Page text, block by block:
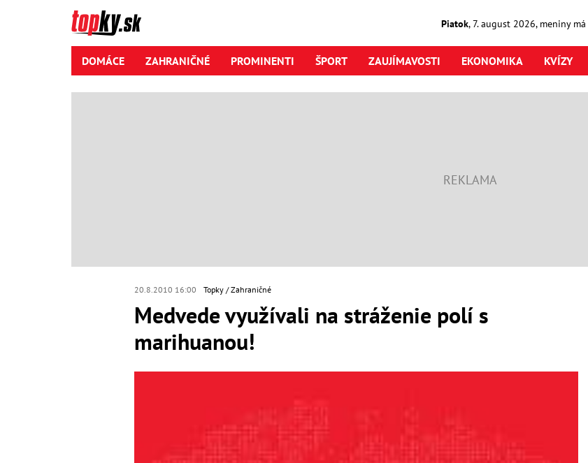
Piatok,7. august2026, meniny má
DOMÁCE ZAHRANIČNÉ PROMINENTI ŠPORT ZAUJÍMAVOSTI EKONOMIKA KVÍZY
20.8.2010 16:00 Topky Zahraničné
Medvede využívali na stráženie polí s
marihuanou!